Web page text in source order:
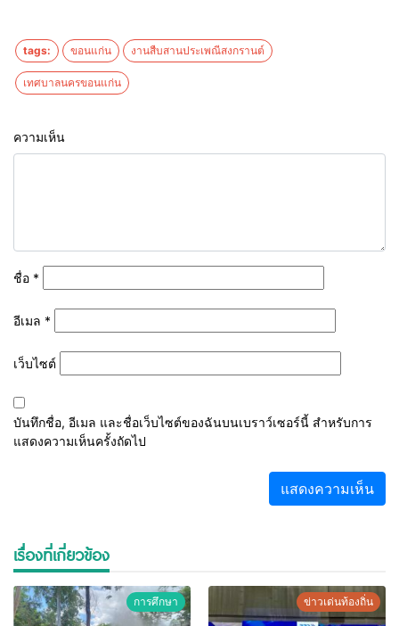
tags: ขอนแก่น งานสืบสานประเพณีสงกรานต์
เทศบาลนครขอนแก่น
ความเห็น
ชื่อ *
อีเมล *
เว็บไซต์
บันทึกชื่อ, อีเมล และชื่อเว็บไซต์ของฉันบนเบราว์เซอร์นี้ สำหรับการ
แสดงความเห็นครั้งถัดไป
เรื่องที่เกี่ยวข้อง
การศึกษา ข่าวเด่นท้องถิ่น